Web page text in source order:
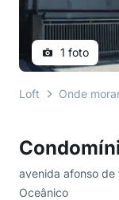
avenida afonso de
Oceânico
1 foto
Loft Onde